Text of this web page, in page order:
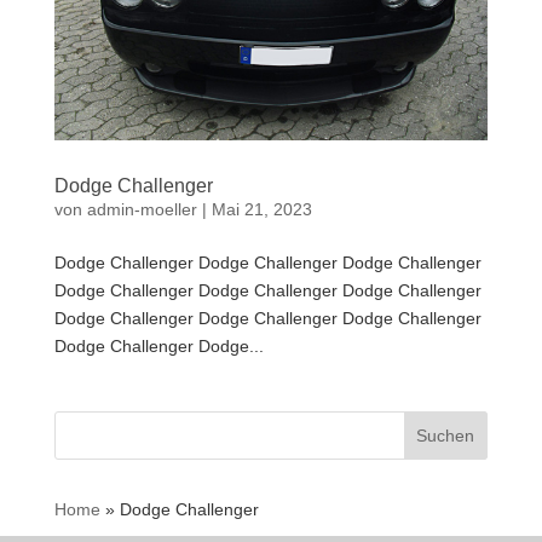
Dodge Challenger
von admin-moeller| Mai 21, 2023
Dodge Challenger Dodge Challenger Dodge Challenger
Dodge Challenger Dodge Challenger Dodge Challenger
Dodge Challenger Dodge Challenger Dodge Challenger
Dodge Challenger Dodge...
Suchen
Home »Dodge Challenger